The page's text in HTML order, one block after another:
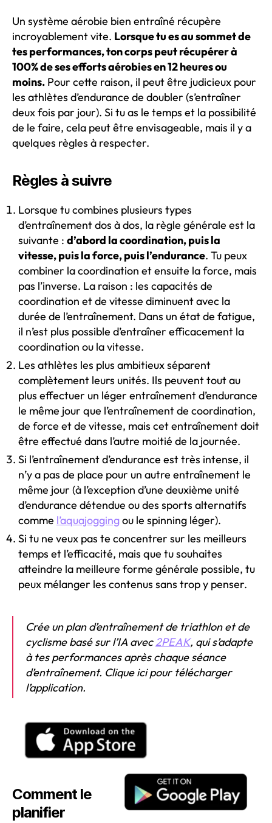
Un système aérobie bien entraîné récupère
incroyablement vite. Lorsque tu es au sommet de
tes performances, ton corps peut récupérer à
100% de ses efforts aérobies en 12 heures ou
moins. Pour cette raison, il peut être judicieux pour
les athlètes d’endurance de doubler (s’entraîner
deux fois par jour). Si tu as le temps et la possibilité
de le faire, cela peut être envisageable, mais il y a
quelques règles à respecter.
Règles à suivre
Lorsque tu combines plusieurs types
d’entraînement dos à dos, la règle générale est la
suivante : d’abord la coordination, puis la
vitesse, puis la force, puis l’endurance. Tu peux
combiner la coordination et ensuite la force, mais
pas l’inverse. La raison : les capacités de
coordination et de vitesse diminuent avec la
durée de l’entraînement. Dans un état de fatigue,
il n’est plus possible d’entraîner efficacement la
coordination ou la vitesse.
Les athlètes les plus ambitieux séparent
complètement leurs unités. Ils peuvent tout au
plus effectuer un léger entraînement d’endurance
le même jour que l’entraînement de coordination,
de force et de vitesse, mais cet entraînement doit
être effectué dans l’autre moitié de la journée.
Si l’entraînement d’endurance est très intense, il
n’y a pas de place pour un autre entraînement le
même jour (à l’exception d’une deuxième unité
d’endurance détendue ou des sports alternatifs
comme l’aquajoggingou le spinning léger).
Si tu ne veux pas te concentrer sur les meilleurs
temps et l’efficacité, mais que tu souhaites
atteindre la meilleure forme générale possible, tu
peux mélanger les contenus sans trop y penser.
Crée un plan d’entraînement de triathlon et de
cyclisme basé sur l’IA avec2PEAK, qui s’adapte
à tes performances après chaque séance
d’entraînement. Clique ici pour télécharger
l’application.
Comment le
planifier